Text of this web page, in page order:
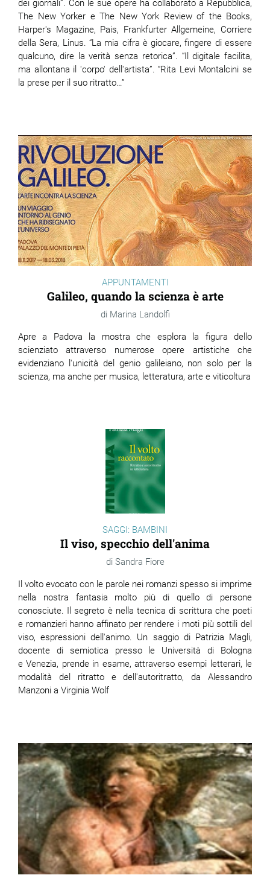
dei giornali”. Con le sue opere ha collaborato a Repubblica,
The New Yorker e The New York Review of the Books,
Harper's Magazine, Pais, Frankfurter Allgemeine, Corriere
della Sera, Linus. “La mia cifra è giocare, fingere di essere
qualcuno, dire la verità senza retorica”. “Il digitale facilita,
ma allontana il 'corpo' dell'artista”. “Rita Levi Montalcini se
la prese per il suo ritratto…”
APPUNTAMENTI
Galileo, quando la scienza è arte
Marina Landolfi
Apre a Padova la mostra che esplora la figura dello
scienziato attraverso numerose opere artistiche che
evidenziano l'unicità del genio galileiano, non solo per la
scienza, ma anche per musica, letteratura, arte e viticoltura
SAGGI: BAMBINI
Il viso, specchio dell'anima
Sandra Fiore
Il volto evocato con le parole nei romanzi spesso si imprime
nella nostra fantasia molto più di quello di persone
conosciute. Il segreto è nella tecnica di scrittura che poeti
e romanzieri hanno affinato per rendere i moti più sottili del
viso, espressioni dell'animo. Un saggio di Patrizia Magli,
docente di semiotica presso le Università di Bologna
e Venezia, prende in esame, attraverso esempi letterari, le
modalità del ritratto e dell'autoritratto, da Alessandro
Manzoni a Virginia Wolf